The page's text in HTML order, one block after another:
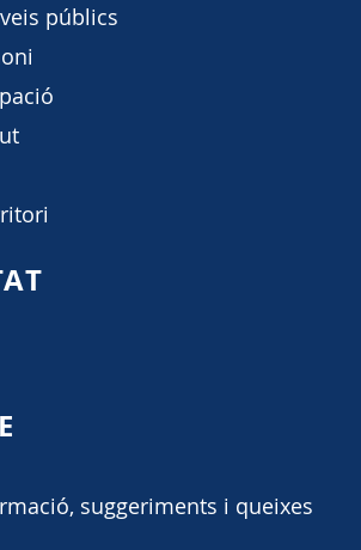
públics
suggeriments i queixes